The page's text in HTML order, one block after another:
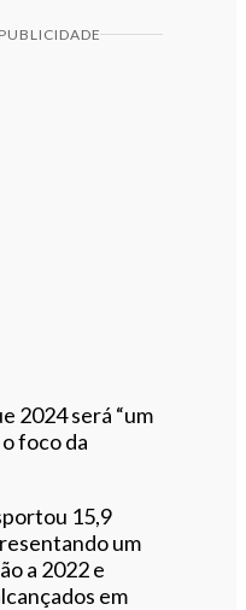
2024 será “um
foco da
15,9
um
a 2022 e
em